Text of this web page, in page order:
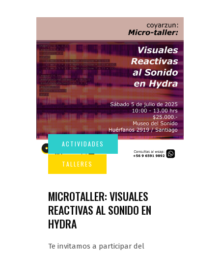
MICROTALLER: VISUALES
REACTIVAS AL SONIDO EN
HYDRA
Te invitamos a participar del